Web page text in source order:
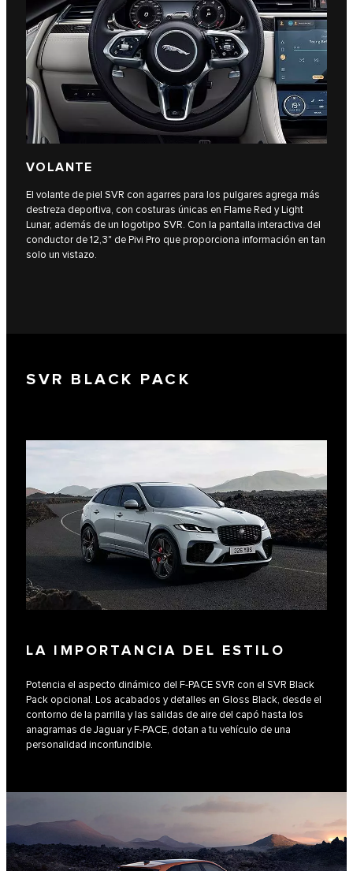
VOLANTE
El volante de piel SVR con agarres para los pulgares agrega más
destreza deportiva, con costuras únicas en Flame Red y Light
Lunar, además de un logotipo SVR. Con la pantalla interactiva del
conductor de 12,3" de Pivi Pro que proporciona información en tan
solo un vistazo.
SVR BLACK PACK
LA IMPORTANCIA DEL ESTILO
Potencia el aspecto dinámico del F‑PACE SVR con el SVR Black
Pack opcional. Los acabados y detalles en Gloss Black, desde el
contorno de la parrilla y las salidas de aire del capó hasta los
anagramas de Jaguar y F‑PACE, dotan a tu vehículo de una
personalidad inconfundible.